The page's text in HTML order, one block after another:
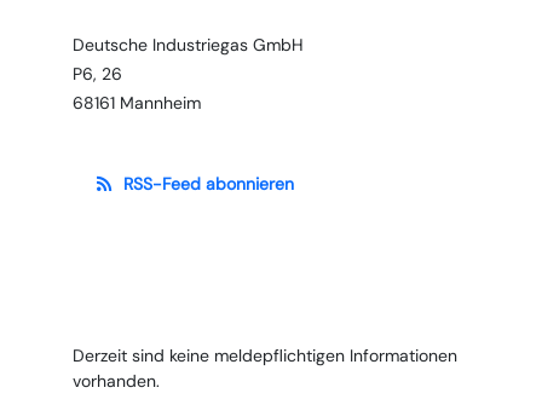
Deutsche Industriegas GmbH
P6, 26
68161 Mannheim
RSS-Feed abonnieren
Derzeit sind keine meldepflichtigen Informationen
vorhanden.